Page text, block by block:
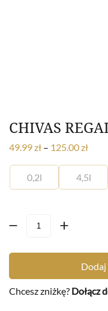
CHIVAS
49.99zł – 125.00zł
0,2l 4,5l
Dodaj
Chcesz zniżkę? Dołącz